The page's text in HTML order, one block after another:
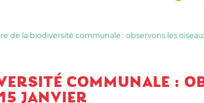
de la biodiversité communale : observons les
COMMUNALE :
JANVIER